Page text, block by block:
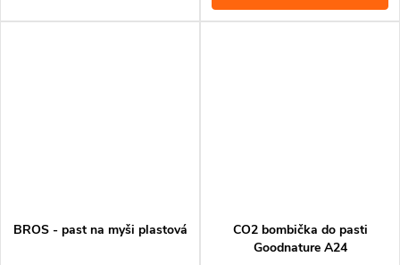
BROS - past na myši plastová
CO2 bombička do pasti
Goodnature A24